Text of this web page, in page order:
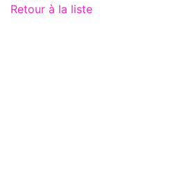
Retour à la liste